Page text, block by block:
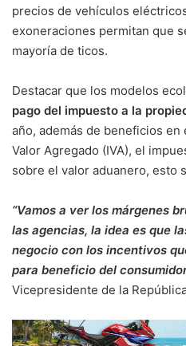
precios de vehículos
exoneraciones permitan que
mayoría de ticos.
Destacar que los modelos
pago del impuesto a la
año, además de beneficios en
Valor Agregado (IVA), el
sobre el valor aduanero, esto
“Vamos a ver los márgenes
las agencias, la idea es que
negocio con los incentivos
para beneficio del
Vicepresidente de la